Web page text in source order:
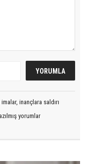
inançlara saldırı
yorumlar